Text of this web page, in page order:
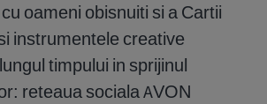
oameni obisnuiti si a Cartii
instrumentele creative
timpului in sprijinul
reteaua sociala AVON